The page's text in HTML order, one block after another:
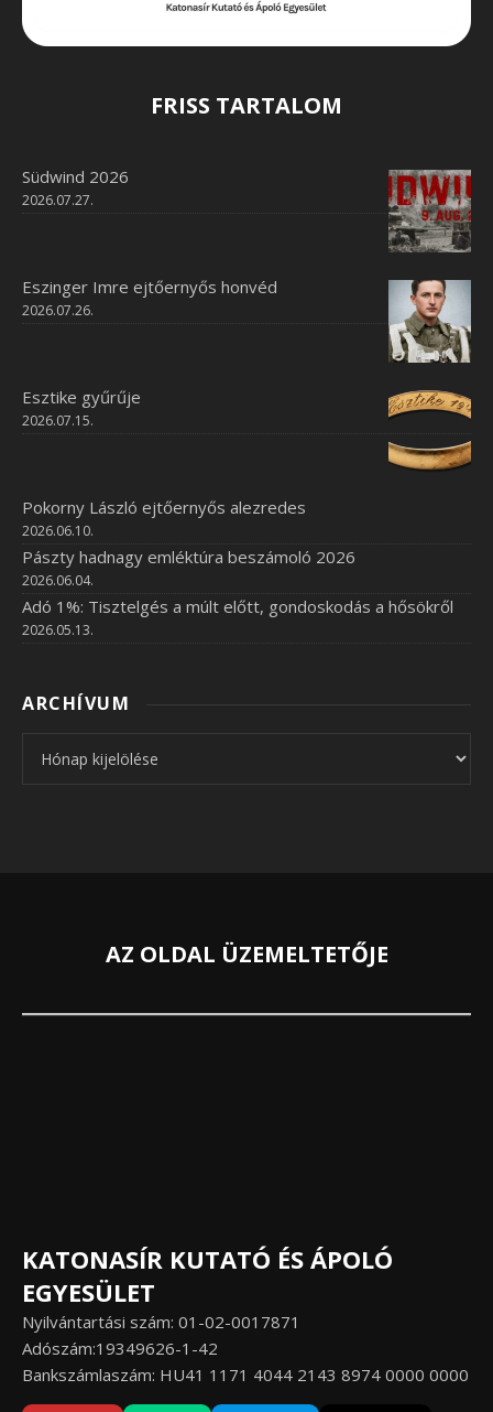
FRISS TARTALOM
Südwind 2026
2026.07.27.
Eszinger Imre ejtőernyős honvéd
2026.07.26.
Esztike gyűrűje
2026.07.15.
Pokorny László ejtőernyős alezredes
2026.06.10.
Pászty hadnagy emléktúra beszámoló 2026
2026.06.04.
Adó 1%: Tisztelgés a múlt előtt, gondoskodás a hősökről
2026.05.13.
ARCHÍVUM
AZ OLDAL ÜZEMELTETŐJE
KATONASÍR KUTATÓ ÉS ÁPOLÓ
EGYESÜLET
Nyilvántartási szám: 01-02-0017871
Adószám:19349626-1-42
Bankszámlaszám: HU41 1171 4044 2143 8974 0000 0000